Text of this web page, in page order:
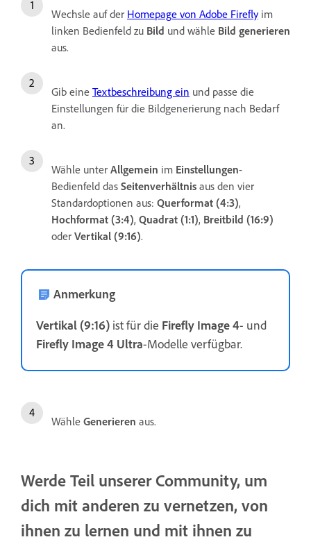
Wechsle auf der Homepage von Adobe Fireflyim
linken Bedienfeld zu Bild und wähle Bild generieren
aus.
Gib eine Textbeschreibung ein und passe die
Einstellungen für die Bildgenerierung nach Bedarf
an.
Wähle unter Allgemein im Einstellungen-
Bedienfeld das Seitenverhältnis aus den vier
Standardoptionen aus: Querformat (4:3),
Hochformat (3:4), Quadrat (1:1), Breitbild (16:9)
oder Vertikal (9:16).
Anmerkung
Vertikal (9:16) ist für die Firefly Image 4- und
Firefly Image 4 Ultra-Modelle verfügbar.
Wähle Generieren aus.
Werde Teil unserer Community, um
dich mit anderen zu vernetzen, von
ihnen zu lernen und mit ihnen zu